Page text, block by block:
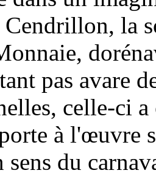
la
pas avare
celle-ci a
à l'œuvre
sens du